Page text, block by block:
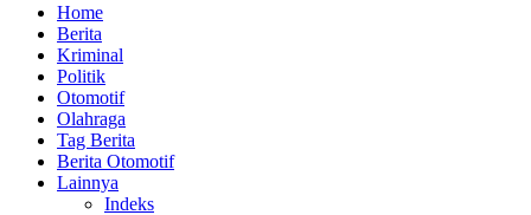
Home
Berita
Kriminal
Politik
Otomotif
Olahraga
Tag Berita
Berita Otomotif
Lainnya
Indeks